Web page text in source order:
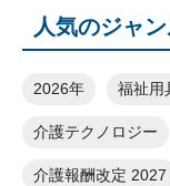
人気のジャ
2026年 福祉用
介護テクノロジー
介護報酬改定 2027